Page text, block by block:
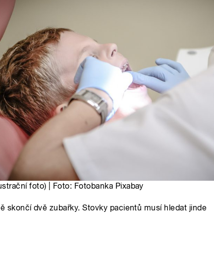
foto) | Foto: Fotobanka Pixabay
skončí dvě zubařky. Stovky pacientů musí hledat jinde